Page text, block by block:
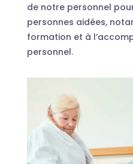
de notre personnel
personnes aidées,
formation et à
personnel.